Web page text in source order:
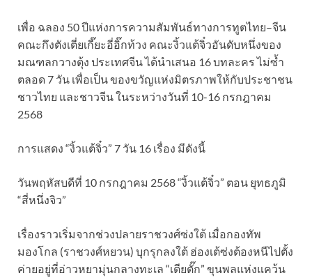
เพื่อ ฉลอง 50 ปีแห่งการความสัมพันธ์ทางการทูตไทย–จีน
คณะกึงตังเตี่ยเกี๊ยะอี่อิ๊กท้วง คณะงิ้วแต้จิ๋วอันดับหนึ่งของ
มณฑลกวางตุ้ง ประเทศจีน ได้นำเสนอ 16 บทละคร ไม่ซ้ำ
ตลอด 7 วัน เพื่อเป็น ของขวัญแห่งมิตรภาพให้กับประชาชน
ชาวไทย และชาวจีน ในระหว่างวันที่ 10-16 กรกฎาคม
2568
การแสดง “งิ้วแต้จิ๋ว” 7 วัน 16 เรื่อง มีดังนี้
วันพฤหัสบดีที่ 10 กรกฎาคม 2568 “งิ้วแต้จิ๋ว” ตอน ยุทธภูมิ
“สี่หนึ่งจิว”
เรื่องราวเริ่มจากช่วงปลายราชวงศ์ซ่งใต้ เมื่อกองทัพ
มองโกล (ราชวงศ์หยวน) บุกรุกลงใต้ ฮ่องเต้ซ่งต้องหนีไปตั้ง
ค่ายอยู่ที่อ่าวหยามุ่นกลางทะเล “เตียตั๊ก” ขุนพลแห่งแคว้น